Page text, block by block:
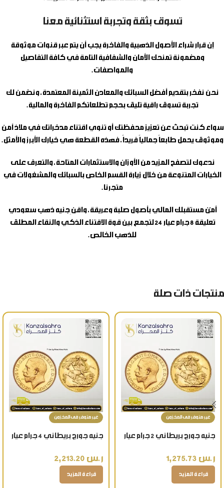
تسوق بثقة وتجربة استثنائية معنا
إن قرار شراء الأصول الذهبية والفاخرة يجب أن يتم عبر قنوات موثوقة
ومضمونة تمنحك الأمان والشفافية التامة في كافة التفاصيل
والمواصفات.
نحن نفخر بتقديم أفضل السبائك والمعادن الثمينة المعتمدة، ونضمن لك
تجربة تسوق راقية تليق بحجم تطلعاتكم الفاخرة والمالية.
سواء كنت تبحث عن تعزيز محفظتك أو تنوي اقتناء مدخراتك في ملاذ آمن
وموثوق يحمل طابعاً جمالياً فريداً، فهذه القطعة هي خيارك الأبرز والأمثل.
ندعوك لتصفح المزيد من الأوزان والاستثمارات المتاحة، والتعرف على
الخيارات المتنوعة من خلال زيارة القسم الخاص بالسبائك والمشغولات في
متجرنا.
أمّن مستقبلك المالي بأصول صلبة وعريقة، واقنِجنيه ذهب سعودي
تعليقة 8 جرام عيار 24
لتجمع بين قوة الاقتناء الذكي والنقاء المطلق
للذهب الخالص.
منتجات ذات صلة
غير متوفر فى المخزون
جنيه جورج بريطاني 2 جرام عيار
فاخرة
ر.س
قراءة المزيد
غير متوفر فى المخزون
جنيه جورج بريطاني 4 جرام عيار
ر.س
قراءة المزيد